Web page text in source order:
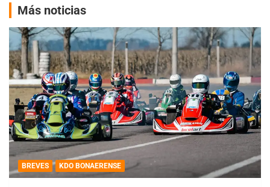
Más noticias
BREVES KDO BONAERENSE